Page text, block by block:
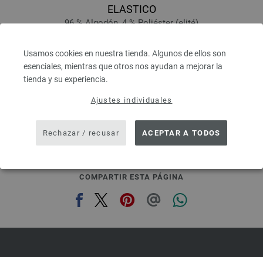
Usamos cookies en nuestra tienda. Algunos de ellos son
esenciales, mientras que otros nos ayudan a mejorar la
tienda y su experiencia.
Ajustes individuales
Rechazar / recusar ACEPTAR A TODOS
ELASTICO
96 % Algodón, 4 % Poliéster (elité)
Grosor de las agujas: 3,5 - 4,5
4,86 $
IVA no incluido, más gastos de envío, Precio base:
prev next
COMPARTIR ESTA PÁGINA